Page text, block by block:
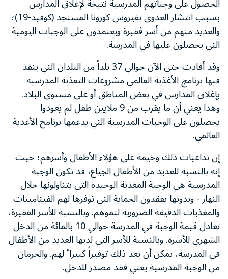
بسبب انتشار العدوى بفيروس كورونا المستجد (كوفيد-19)؛
والعديد منهم من أسر فقيرة ويعتمدون على الوجبات اليومية
التي يحصلون عليها في المدرسة.
وقد أفادت حتى الآن حوالي 37 بلداً من البلدان التي ينفذ
فيها برنامج الأغذية العالمي مشروعات التغذية المدرسية
بإغلاق المدارس في بعض المناطق أو على مستوى البلاد.
وهذا يعني أن ما يقرب من 9 ملايين طفل لم يعودوا
يحصلون على الوجبات المدرسية التي يدعمها برنامج الأغذية
العالمي.
إن تداعيات ذلك وخيمة على هؤلاء الأطفال وأسرهم؛ حيث
إنه بالنسبة للعديد من الأطفال الجياع، قد تكون الوجبة
المدرسية هي الوجبة المغذية الوحيدة التي يتناولونها خلال
النهار - وبدونها يفقدون الحماية التي توفرها لهم الفيتامينات
والمغذيات الدقيقة الضرورية لنموهم. وبالنسبة للأسر الفقيرة،
تعادل قيمة الوجبة في المدرسة حوالي 10 بالمائة من الدخل
الشهري للأسرة. وبالنسبة للأسر التي لديها العديد من الأطفال
في المدرسة، يمكن أن يعد ذلك توفيراً كبيرا ً لهم. والحرمان
من الوجبة المدرسية يعني فقد مصدر للدخل.